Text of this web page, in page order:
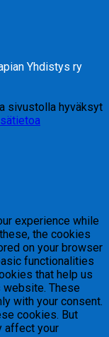
Yhdistys ry
sivustolla hyväksyt
experience while
the cookies
on your browser
functionalities
that help us
website. These
with your consent.
cookies. But
affect your